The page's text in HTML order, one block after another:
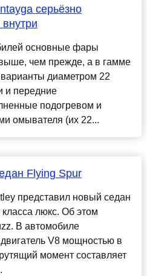
серьёзно
основные фары
чем прежде, а в гамме
диаметром 22
и передние
подогревом и
омывателя (их 22...
Flying Spur
представил новый седан
люкс. Об этом
В автомобиле
V8 мощностью в
момент составляет